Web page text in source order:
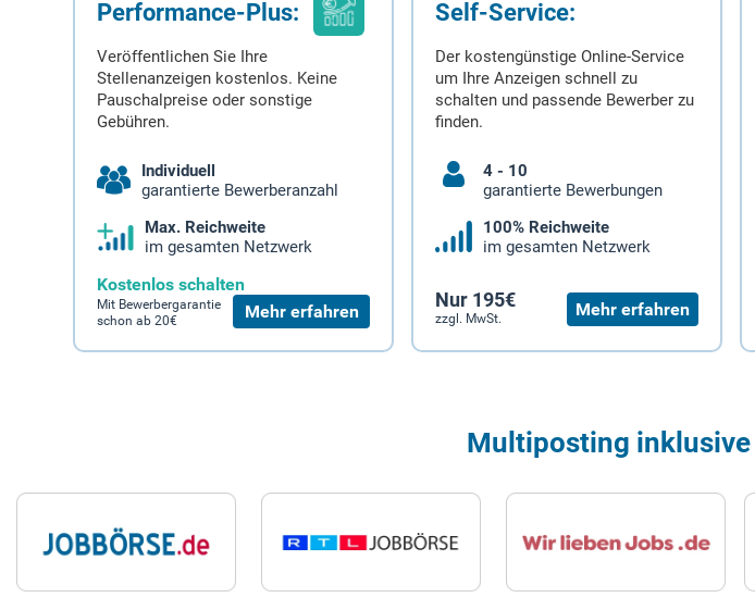
Performance-Plus:
Veröffentlichen Sie Ihre
Stellenanzeigen kostenlos. Keine
Pauschalpreise oder sonstige
Gebühren.
Individuell
garantierte Bewerberanzahl
Max. Reichweite
im gesamten Netzwerk
Kostenlos schalten
Mit Bewerbergarantie
schon ab 20€
Mehr erfahren
Self-Service:
Der kostengünstige Online-Service
um Ihre Anzeigen schnell zu
schalten und passende Bewerber zu
finden.
4 - 10
garantierte Bewerbungen
100% Reichweite
im gesamten Netzwerk
Nur 195€
zzgl. MwSt. Mehr erfahren
Multiposting